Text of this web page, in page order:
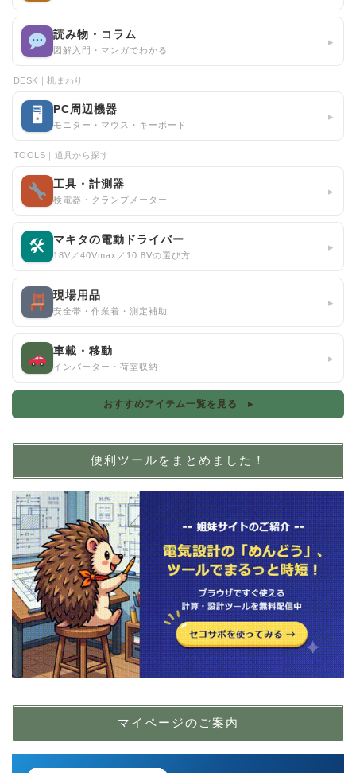
読み物・コラム
図解入門・マンガでわかる
▸
DESK｜机まわり
🖥 PC周辺機器
モニター・マウス・キーボード
▸
TOOLS｜道具から探す
工具・計測器
検電器・クランプメーター
▸
🛠 マキタの電動ドライバー
18V／40Vmax／10.8Vの選び方
▸
現場用品
安全帯・作業着・測定補助
▸
車載・移動
インバーター・荷室収納
▸
おすすめアイテム一覧を見る ▸
便利ツールをまとめました！
マイページのご案内